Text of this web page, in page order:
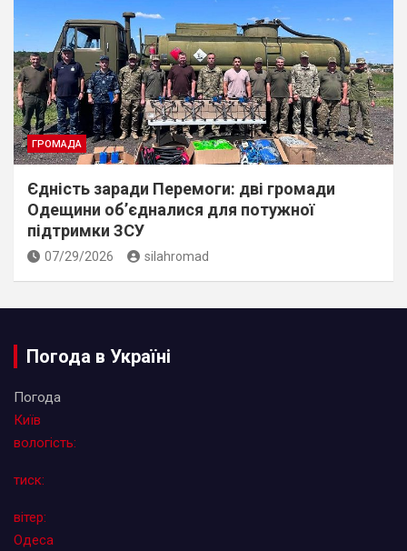
ГРОМАДА
Єдність заради Перемоги: дві громади
Одещини об’єдналися для потужної
підтримки ЗСУ
07/29/2026 silahromad
Погода в Україні
Погода
Київ
вологість:
тиск:
вітер:
Одеса